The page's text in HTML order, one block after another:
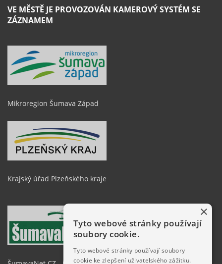
VE MĚSTĚ JE PROVOZOVÁN KAMEROVÝ SYSTÉM SE
ZÁZNAMEM
Mikroregion Šumava Západ
Krajský úřad Plzeňského kraje
×
Tyto webové stránky používají
soubory cookie.
Tyto webové stránky používají soubory
cookie ke zlepšení uživatelského zážitku.